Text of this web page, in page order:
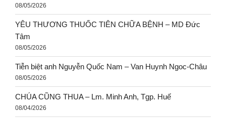
08/05/2026
YÊU THƯƠNG THUỐC TIÊN CHỮA BỆNH – MD Đức
Tâm
08/05/2026
Tiễn biệt anh Nguyễn Quốc Nam – Van Huynh Ngoc-Châu
08/05/2026
CHÚA CŨNG THUA – Lm. Minh Anh, Tgp. Huế
08/04/2026